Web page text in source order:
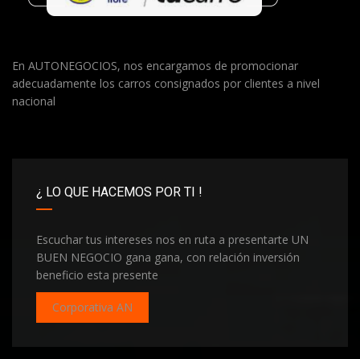
En AUTONEGOCIOS, nos encargamos de promocionar
adecuadamente los carros consignados por clientes a nivel
nacional
¿ LO QUE HACEMOS POR TI !
Escuchar tus intereses nos en ruta a presentarte UN
BUEN NEGOCIO gana gana, con relación inversión
beneficio esta presente
Corporativa AN